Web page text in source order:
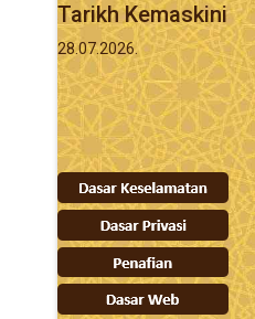
Tarikh Kemaskini
28.07.2026.